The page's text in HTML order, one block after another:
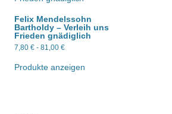
Felix Mendelssohn
Bartholdy – Verleih uns
Frieden gnädiglich
7,80 € - 81,00 €
Produkte anzeigen